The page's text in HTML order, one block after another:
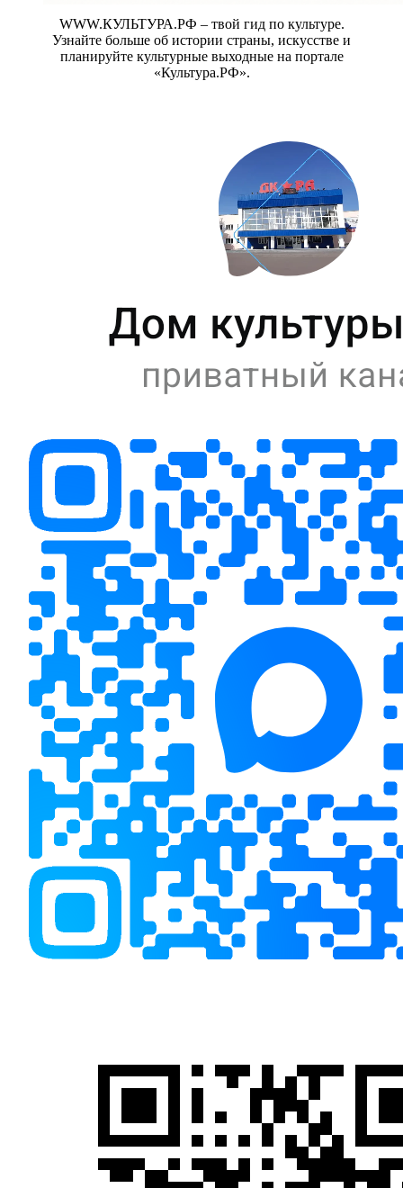
WWW.КУЛЬТУРА.РФ – твой гид по культуре.
Узнайте больше об истории страны, искусстве и
планируйте культурные выходные на портале
«Культура.РФ».